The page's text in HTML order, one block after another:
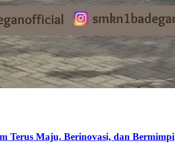
Terus Maju, Berinovasi, dan Bermimpi